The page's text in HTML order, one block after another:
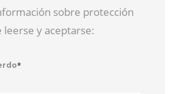
sobre protección
leerse y aceptarse:
*